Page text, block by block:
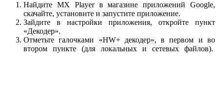
Найдите MX Player в магазине приложений Google,
скачайте, установите и запустите приложение.
Зайдите в настройки приложения, откройте пункт
«Декодер».
Отметьте галочками «HW+ декодер», в первом и во
втором пункте (для локальных и сетевых файлов).